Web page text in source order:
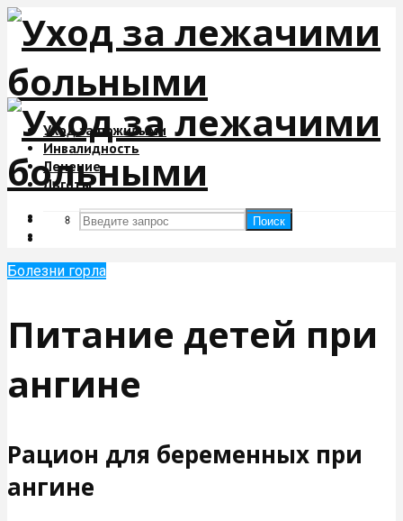
Уход за пожилыми
Инвалидность
Лечение
Льготы
Поиск
Поиск
Болезни горла
Питание детей при
ангине
Рацион для беременных при
ангине